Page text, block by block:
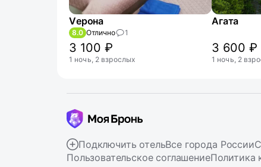
Vерона
8.0 Отлично 1
3 100 ₽
1 ночь, 2 взрослых
Агата
3 600 ₽
1 ночь, 2
Подключить отельВсе города России
Пользовательское соглашениеПолитика